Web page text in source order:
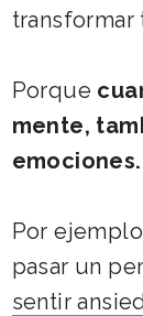
transformar
Porque
mente,
emociones.
Por
pasar un
sentir